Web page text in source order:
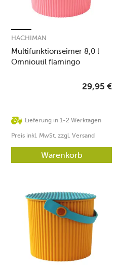
Multifunktionseimer 8,0 l
Omnioutil flamingo
HACHIMAN
Lieferung in 1-2 Werktagen
29,95 €
Preis inkl. MwSt. zzgl. Versand
Warenkorb